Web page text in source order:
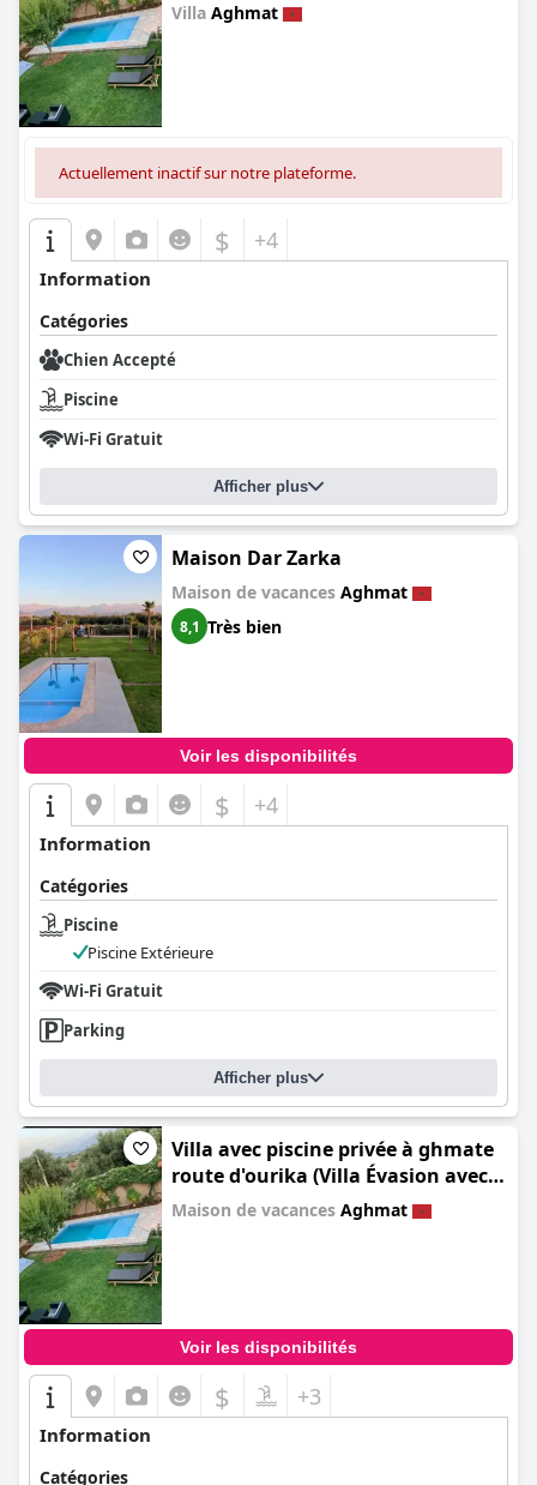
Villa Aghmat
Actuellement inactif sur notre plateforme.
$ +4
Information
Catégories
Chien Accepté
Piscine
Wi-Fi Gratuit
Afficher plus
Maison Dar Zarka
Maison de vacances Aghmat
8,1 Très bien
Voir les disponibilités
$ +4
Information
Catégories
Piscine
Piscine Extérieure
Wi-Fi Gratuit
Parking
Afficher plus
Villa avec piscine privée à ghmate
route d'ourika (Villa Évasion avec
piscine sans vis-à-vis à 35 min de
Maison de vacances Aghmat
Voir les disponibilités
$ +3
Information
Catégories